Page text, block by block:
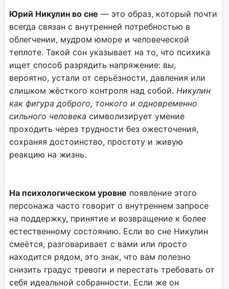
Юрий Никулин во сне — это образ, который почти
всегда связан с внутренней потребностью в
облегчении, мудром юморе и человеческой
теплоте. Такой сон указывает на то, что психика
ищет способ разрядить напряжение: вы,
вероятно, устали от серьёзности, давления или
слишком жёсткого контроля над собой. Никулин
как фигура доброго, тонкого и одновременно
сильного человека символизирует умение
проходить через трудности без ожесточения,
сохраняя достоинство, простоту и живую
реакцию на жизнь.
На психологическом уровне появление этого
персонажа часто говорит о внутреннем запросе
на поддержку, принятие и возвращение к более
естественному состоянию. Если во сне Никулин
смеётся, разговаривает с вами или просто
находится рядом, это знак, что вам полезно
снизить градус тревоги и перестать требовать от
себя идеальной собранности. Если же он